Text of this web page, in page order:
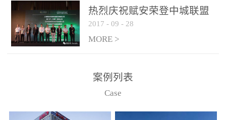
和监控端两大部分组成。
两者之间通过以太网相
联，一台监控主机最多可
从监控主机上获取，最多
只能接6台，超过的需从现
热烈庆祝赋安荣登中城联盟
联合采购战略合作平台
2017 - 09 - 28
MORE >
案例列表
Case